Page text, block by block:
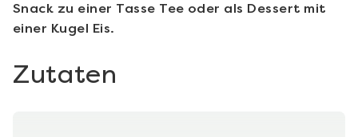
Snack zu einer Tasse Tee oder als Dessert mit
einer Kugel Eis.
Zutaten